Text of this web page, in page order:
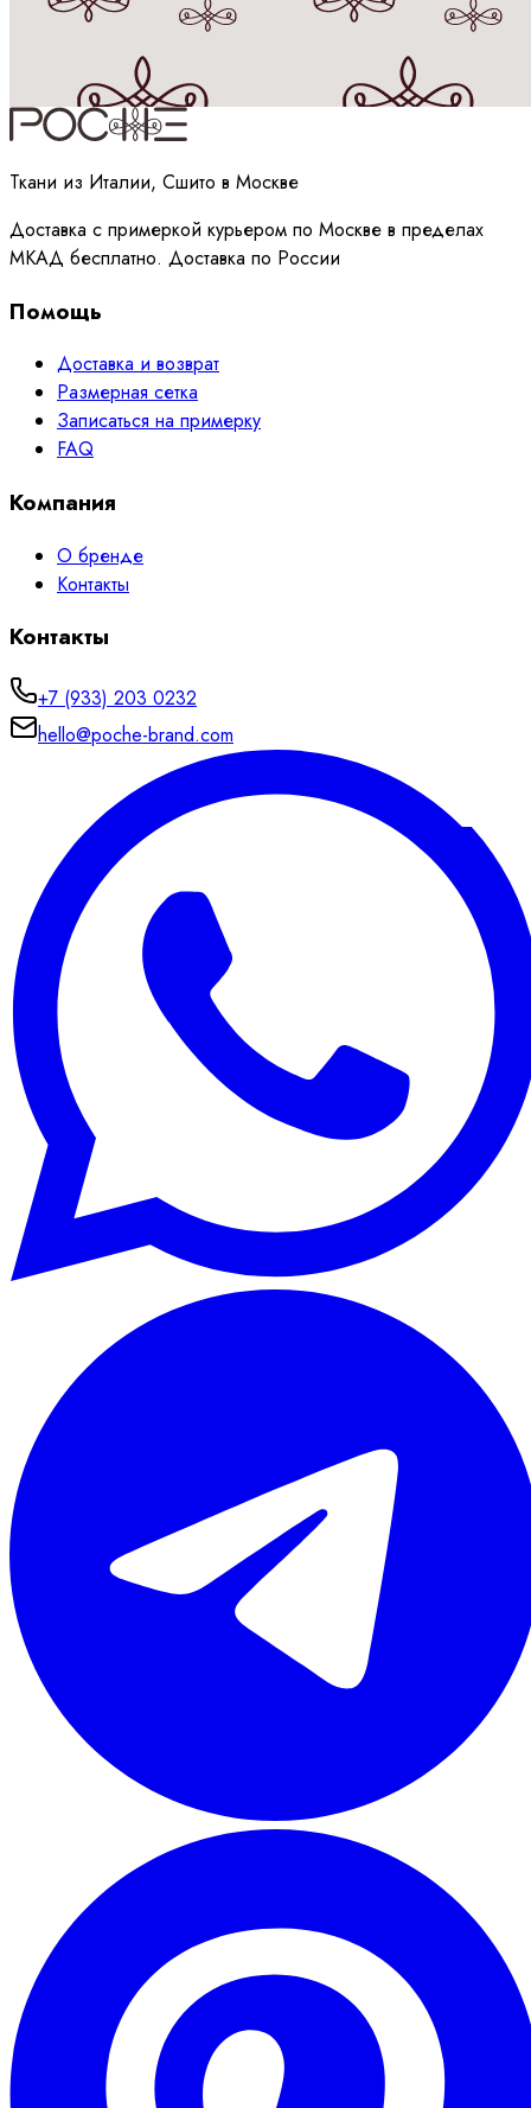
Принимаюполитикуобработки данных
Ткани из Италии, Сшито в Москве
Доставка с примеркой курьером по Москве в пределах
МКАД бесплатно. Доставка по России
Помощь
Доставка и возврат
Размерная сетка
Записаться на примерку
FAQ
Компания
О бренде
Контакты
Контакты
+7 (933) 203 0232
hello@poche-brand.com